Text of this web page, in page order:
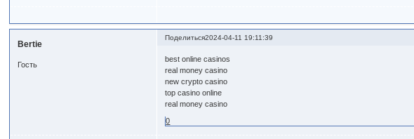
Поделиться2024-04-11 19:11:39
Bertie
Гость
best online casinos
real money casino
new crypto casino
top casino online
real money casino
0